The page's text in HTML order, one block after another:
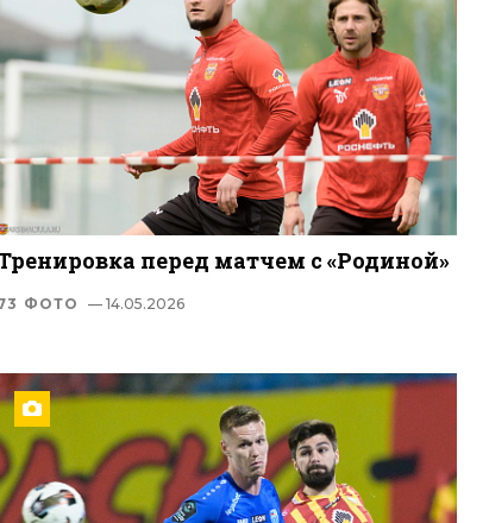
перед матчем с «Родиной»
ФОТО — 14.05.2026